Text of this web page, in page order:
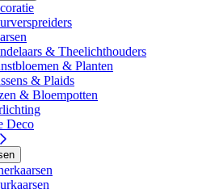
& Theelichthouders
& Planten
& Plaids
& Bloempotten
Deco